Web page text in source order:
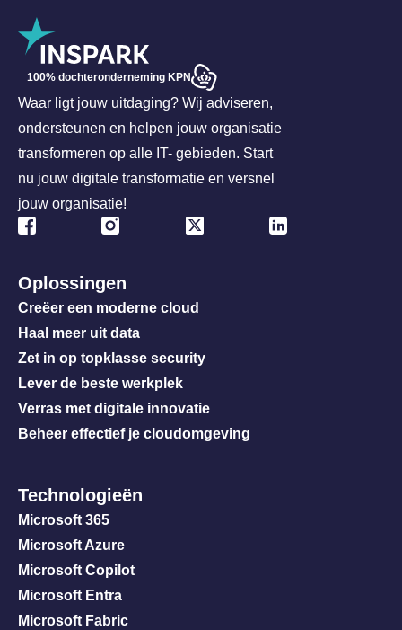
100% dochteronderneming KPN
Waar ligt jouw uitdaging? Wij adviseren,
ondersteunen en helpen jouw organisatie
transformeren op alle IT- gebieden. Start
nu jouw digitale transformatie en versnel
jouw organisatie!
Oplossingen
Creëer een moderne cloud
Haal meer uit data
Zet in op topklasse security
Lever de beste werkplek
Verras met digitale innovatie
Beheer effectief je cloudomgeving
Technologieën
Microsoft 365
Microsoft Azure
Microsoft Copilot
Microsoft Entra
Microsoft Fabric